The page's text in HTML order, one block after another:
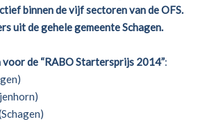
binnen de vijf sectoren van de OFS.
uit de gehele gemeente Schagen.
de “RABO Startersprijs 2014”: